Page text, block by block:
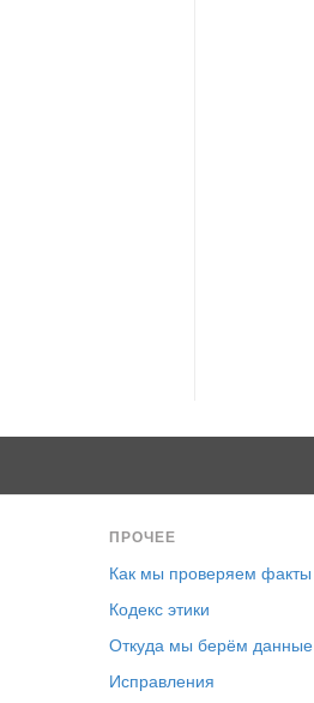
ПРОЧЕЕ
Как мы проверяем факты
Кодекс этики
Откуда мы берём данные
Исправления